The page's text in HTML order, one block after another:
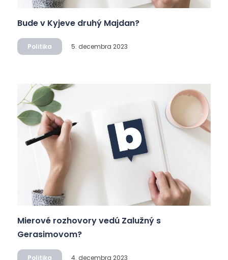
Bude v Kyjeve druhý Majdan?
Politika 5. decembra 2023
Mierové rozhovory vedú Zalužný s
Gerasimovom?
Politika 4. decembra 2023